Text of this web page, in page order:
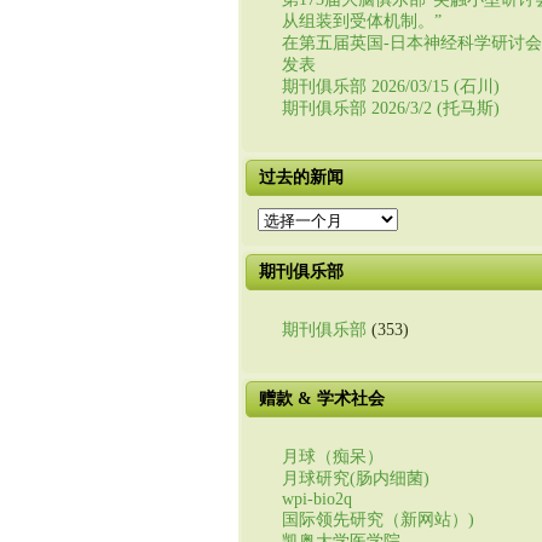
从组装到受体机制。”
在第五届英国-日本神经科学研讨
发表
期刊俱乐部 2026/03/15 (石川)
期刊俱乐部 2026/3/2 (托马斯)
过去的新闻
过
的
新
期刊俱乐部
期刊俱乐部 (353)
赠款 & 学术社会
月球（痴呆）
月球研究(肠内细菌)
wpi-bio2q
国际领先研究（新网站）)